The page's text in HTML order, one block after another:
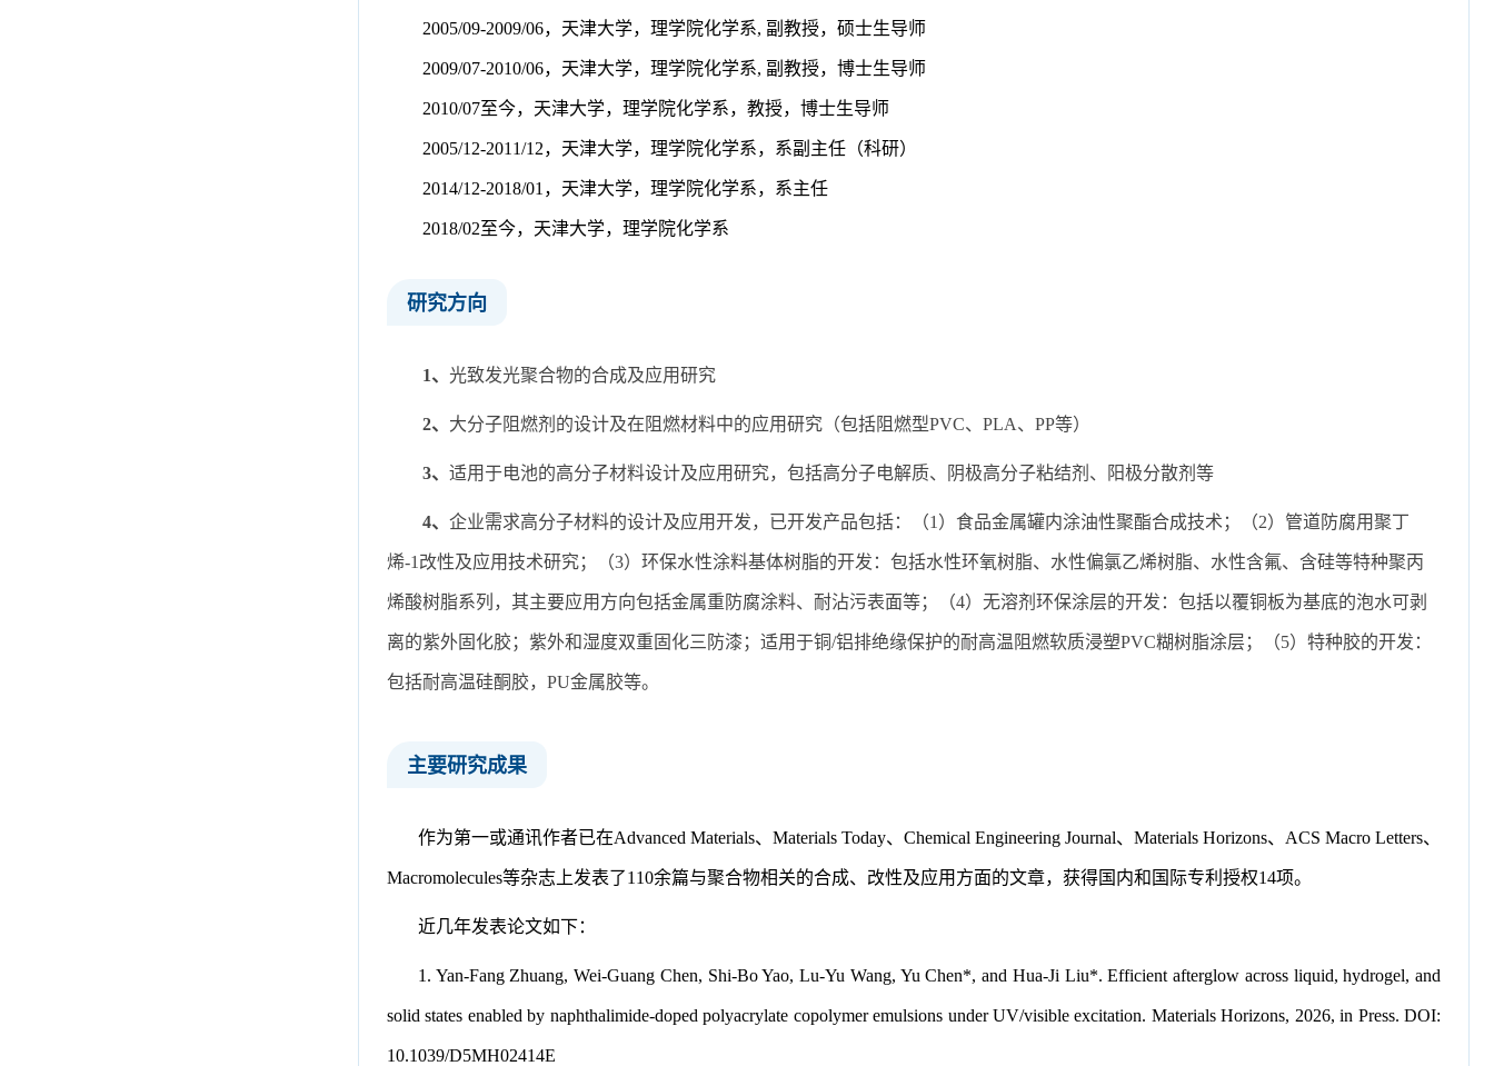
2005/09-2009/06，天津大学，理学院化学系, 副教授，硕士生导师
2009/07-2010/06，天津大学，理学院化学系, 副教授，博士生导师
2010/07至今，天津大学，理学院化学系，教授，博士生导师
2005/12-2011/12，天津大学，理学院化学系，系副主任（科研）
2014/12-2018/01，天津大学，理学院化学系，系主任
2018/02至今，天津大学，理学院化学系
研究方向
1、 光致发光聚合物的合成及应用研究
2、 大分子阻燃剂的设计及在阻燃材料中的应用研究（包括阻燃型PVC、PLA、PP等）
3、 适用于电池的高分子材料设计及应用研究，包括高分子电解质、阴极高分子粘结剂、阳极分散剂等
4、 企业需求高分子材料的设计及应用开发，已开发产品包括：（1 ）食品金属罐内涂油性聚酯合成技术；（2）管道防腐用聚丁
烯-1 改性及应用技术研究；（3）环保水性涂料基体树脂的开发：包括水性环氧树脂、水性偏氯乙烯树脂、水性含氟、含硅等特种聚丙
烯酸树脂系列，其主要应用方向包括金属重防腐涂料、耐沾污表面等；（4）无溶剂环保涂层的开发：包括以覆铜板为基底的泡水可剥
离的紫外固化胶；紫外和湿度双重固化三防漆；适用于铜/铝排绝缘保护的耐高温阻燃软质浸塑PVC糊树脂涂层；（5）特种胶的开发：
包括耐高温硅酮胶， PU金属胶等。
主要研究成果
作为第一或通讯作者已在Advanced Materials、Materials Today、Chemical Engineering Journal、Materials Horizons、ACS Macro Letters、
Macromolecules等杂志上发表了110余篇与聚合物相关的合成、改性及应用方面的文章，获得国内和国际专利授权14项。
近几年发表论文如下：
1. Yan-Fang Zhuang, Wei-Guang Chen, Shi-Bo Yao, Lu-Yu Wang, Yu Chen*, and Hua-Ji Liu*. Efficient afterglow across liquid, hydrogel, and
solid states enabled by naphthalimide-doped polyacrylate copolymer emulsions under UV/visible excitation. Materials Horizons, 2026, in Press. DOI:
10.1039/D5MH02414E